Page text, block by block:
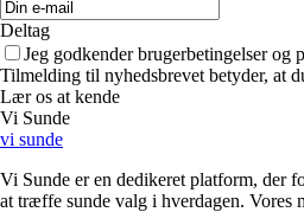
Deltag
Jeg godkender brugerbetingelser og
Tilmelding til nyhedsbrevet betyder, at
Lær os at kende
Vi Sunde
vi sunde
Vi Sunde er en dedikeret platform, der
at træffe sunde valg i hverdagen. Vores